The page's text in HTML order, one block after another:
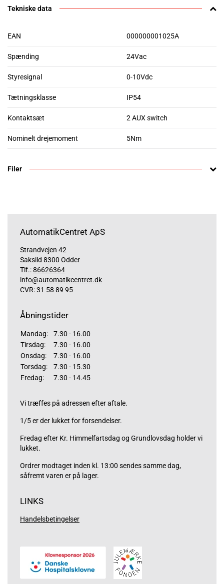
Tekniske data
EAN 000000001025A
Spænding 24Vac
Styresignal 0-10Vdc
Tætningsklasse IP54
Kontaktsæt 2 AUX switch
Nominelt drejemoment 5Nm
Filer
AutomatikCentret ApS
Strandvejen 42
Saksild 8300 Odder
Tlf.:86626364
info@automatikcentret.dk
CVR: 31 58 89 95
Åbningstider
Mandag:
7.30 - 16.00
Tirsdag:
7.30 - 16.00
Onsdag:
7.30 - 16.00
Torsdag:
7.30 - 15.30
Fredag:
7.30 - 14.45
Vi træffes på adressen efter aftale.
1/5 er der lukket for forsendelser.
Fredag efter Kr. Himmelfartsdag og Grundlovsdag holder vi
lukket.
Ordrer modtaget inden kl. 13:00 sendes samme dag,
såfremt varen er på lager.
LINKS
Handelsbetingelser